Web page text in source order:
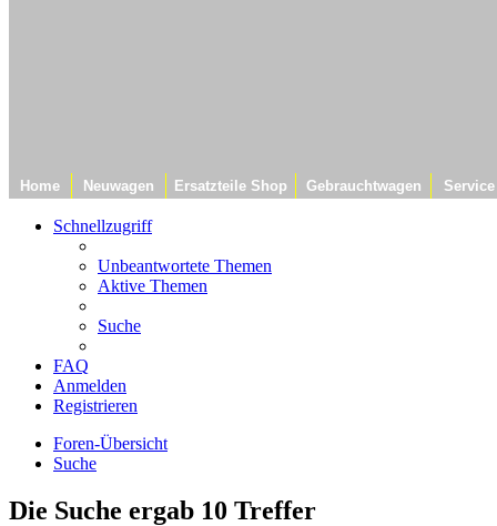
Home Neuwagen Ersatzteile Shop Gebrauchtwagen Service
Schnellzugriff
Unbeantwortete Themen
Aktive Themen
Suche
FAQ
Anmelden
Registrieren
Foren-Übersicht
Suche
Die Suche ergab 10 Treffer